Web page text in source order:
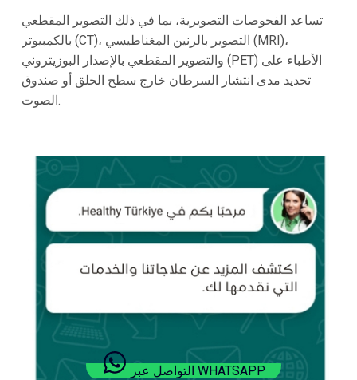
تساعد الفحوصات التصويرية، بما في ذلك التصوير المقطعي
بالكمبيوتر (CT)، التصوير بالرنين المغناطيسي (MRI)،
والتصوير المقطعي بالإصدار البوزيتروني (PET) الأطباء على
تحديد مدى انتشار السرطان خارج سطح الحلق أو صندوق
الصوت.
التواصل عبر WHATSAPP